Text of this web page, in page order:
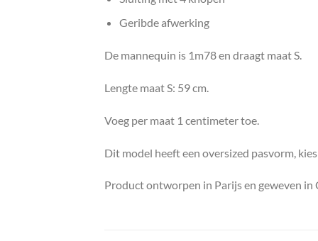
Geribde afwerking
De mannequin is 1m78 en draagt maat S.
Lengte maat S: 59 cm.
Voeg per maat 1 centimeter toe.
Dit model heeft een oversized pasvorm,
Product ontworpen in Parijs en geweven in